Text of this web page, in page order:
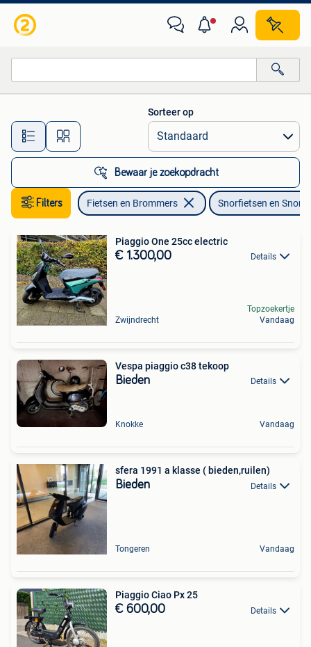
Alle afstanden…
Sorteer op
Bewaar je zoekopdracht
Filters Fietsen en Brommers Snorfietsen en
Piaggio One 25cc electric
€ 1.300,00 Details
Zwijndrecht
Topzoekertje
Vandaag
Vespa piaggio c38 tekoop
Bieden Details
Knokke Vandaag
sfera 1991 a klasse ( bieden,ruilen)
Bieden Details
Tongeren Vandaag
Piaggio Ciao Px 25
€ 600,00 Details